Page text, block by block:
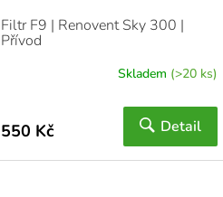
Filtr F9 | Renovent Sky 300 |
Přívod
Skladem (>20 ks)
550 Kč Detail